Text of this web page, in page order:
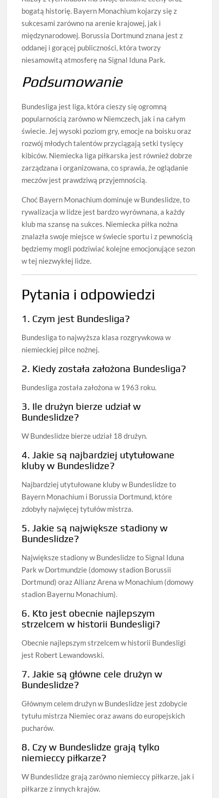
bogatą historię. Bayern Monachium kojarzy się z
sukcesami zarówno na arenie krajowej, jak i
międzynarodowej. Borussia Dortmund znana jest z
oddanej i gorącej publiczności, która tworzy
niesamowitą atmosferę na Signal Iduna Park.
Podsumowanie
Bundesliga jest liga, która cieszy się ogromną
popularnością zarówno w Niemczech, jak i na całym
świecie. Jej wysoki poziom gry, emocje na boisku oraz
rozwój młodych talentów przyciągają setki tysięcy
kibiców. Niemiecka liga piłkarska jest również dobrze
zarządzana i organizowana, co sprawia, że oglądanie
meczów jest prawdziwą przyjemnością.
Choć Bayern Monachium dominuje w Bundeslidze, to
rywalizacja w lidze jest bardzo wyrównana, a każdy
klub ma szansę na sukces. Niemiecka piłka nożna
znalazła swoje miejsce w świecie sportu i z pewnością
będziemy mogli podziwiać kolejne emocjonujące sezon
w tej niezwykłej lidze.
Pytania i odpowiedzi
1. Czym jest Bundesliga?
Bundesliga to najwyższa klasa rozgrywkowa w
niemieckiej piłce nożnej.
2. Kiedy została założona Bundesliga?
Bundesliga została założona w 1963 roku.
3. Ile drużyn bierze udział w
Bundeslidze?
W Bundeslidze bierze udział 18 drużyn.
4. Jakie są najbardziej utytułowane
kluby w Bundeslidze?
Najbardziej utytułowane kluby w Bundeslidze to
Bayern Monachium i Borussia Dortmund, które
zdobyły najwięcej tytułów mistrza.
5. Jakie są największe stadiony w
Bundeslidze?
Największe stadiony w Bundeslidze to Signal Iduna
Park w Dortmundzie (domowy stadion Borussii
Dortmund) oraz Allianz Arena w Monachium (domowy
stadion Bayernu Monachium).
6. Kto jest obecnie najlepszym
strzelcem w historii Bundesligi?
Obecnie najlepszym strzelcem w historii Bundesligi
jest Robert Lewandowski.
7. Jakie są główne cele drużyn w
Bundeslidze?
Głównym celem drużyn w Bundeslidze jest zdobycie
tytułu mistrza Niemiec oraz awans do europejskich
pucharów.
8. Czy w Bundeslidze grają tylko
niemieccy piłkarze?
W Bundeslidze grają zarówno niemieccy piłkarze, jak i
piłkarze z innych krajów.